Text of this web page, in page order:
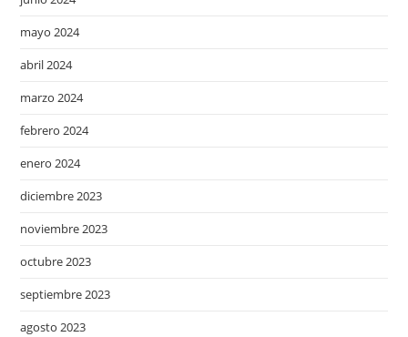
mayo 2024
abril 2024
marzo 2024
febrero 2024
enero 2024
diciembre 2023
noviembre 2023
octubre 2023
septiembre 2023
agosto 2023